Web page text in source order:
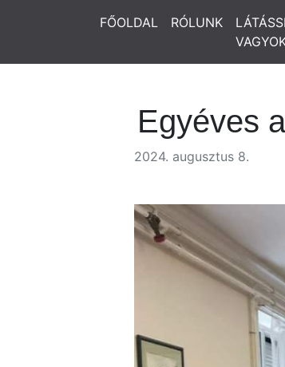
FŐOLDAL RÓLUNK
Egyéves
2024. augusztus 8.